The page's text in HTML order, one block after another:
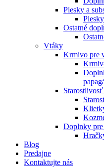
Piesky a
Ostatné
Vtáky
Krmivo pre
Doplnky
Blog
Predajne
Kontaktujte nás